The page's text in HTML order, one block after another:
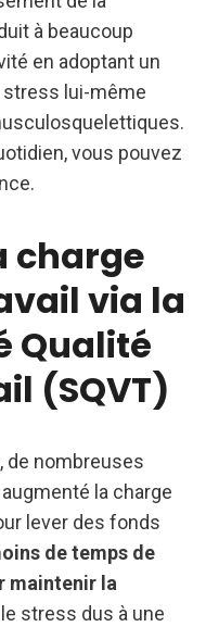
à beaucoup
en adoptant un
stress lui-même
vous pouvez
charge
via la
Qualité
(SQVT)
de nombreuses
la charge
lever des fonds
de temps de
maintenir la
stress dus à une